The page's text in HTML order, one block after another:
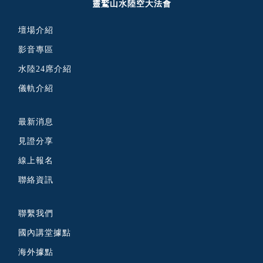
靈鷲山水陸空大法會
壇場介紹
影音專區
水陸24席介紹
儀軌介紹
最新消息
見證分享
線上報名
聯絡資訊
聯繫我們
國內講堂據點
海外據點